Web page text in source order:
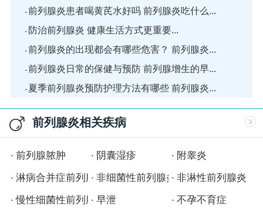
前列腺炎患者喝黄芪水好吗 前列腺炎吃什么...
防治前列腺炎 健康生活方式更重要...
前列腺炎的出现都会有哪些危害？ 前列腺炎...
前列腺炎日常的保健与预防 前列腺增生的早...
夏季前列腺炎预防护理方法有哪些 前列腺炎...
前列腺炎相关疾病
前列腺脓肿 阴囊湿疹
附睾炎
淋病合并症前列腺炎非细菌性前列腺炎 非淋性前列腺炎
慢性细菌性前列腺炎早泄
不孕不育症